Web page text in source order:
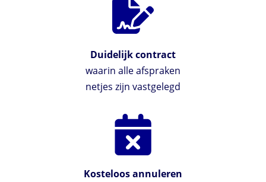
Duidelijk contract
waarin alle afspraken
netjes zijn vastgelegd
Kosteloos annuleren